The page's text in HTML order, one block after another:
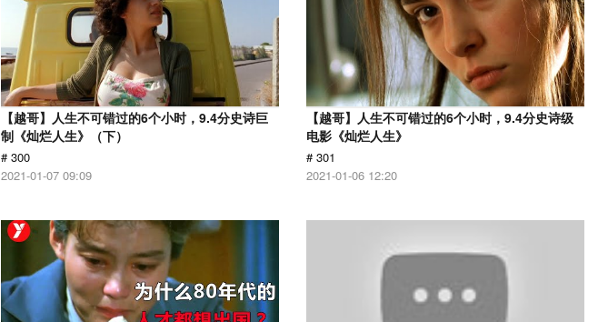
【越哥】人生不可错过的6个小时，9.4分史诗巨
制《灿烂人生》（下）
# 300
2021-01-07 09:09
【越哥】人生不可错过的6个小时，9.4分史诗级
电影《灿烂人生》
# 301
2021-01-06 12:20